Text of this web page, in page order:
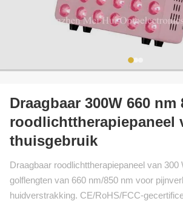
Draagbaar 300W 660 nm
roodlichttherapiepaneel
thuisgebruik
Draagbaar roodlichttherapiepaneel van 300
golflengten van 660 nm/850 nm voor
huidverstrakking. CE/RoHS/FCC-